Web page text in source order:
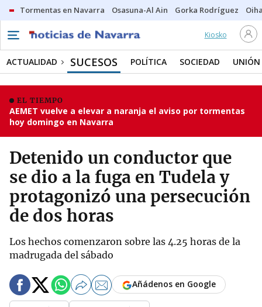
Tormentas en Navarra Osasuna-Al Ain Gorka Rodríguez
Kiosko
ACTUALIDAD SUCESOS POLÍTICA SOCIEDAD UNIÓN
EL TIEMPO
AEMET vuelve a elevar a naranja el aviso por tormentas
hoy domingo en Navarra
Detenido un conductor que
se dio a la fuga en Tudela y
protagonizó una persecución
de dos horas
Los hechos comenzaron sobre las 4.25 horas de la
madrugada del sábado
Añádenos en Google